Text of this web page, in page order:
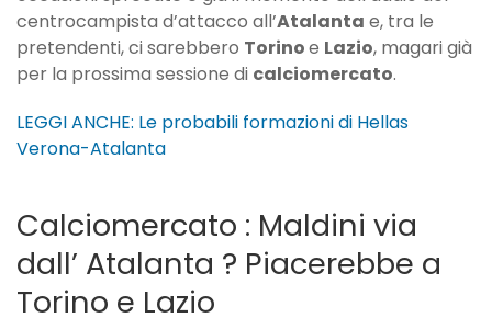
centrocampista d’attacco all’Atalanta e, tra le
pretendenti, ci sarebbero Torinoe Lazio, magari già
per la prossima sessione di calciomercato.
LEGGI ANCHE: Le probabili formazioni di Hellas
Verona-Atalanta
Calciomercato : Maldini via
dall’ Atalanta ? Piacerebbe a
Torino e Lazio